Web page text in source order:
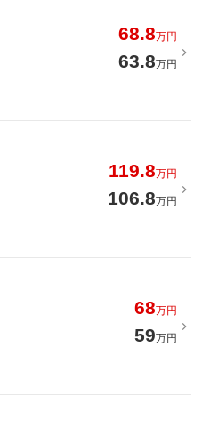
68.8万円
63.8万円
119.8万円
106.8万円
68万円
59万円